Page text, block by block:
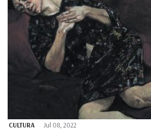
CULTURA Jul 08, 2022